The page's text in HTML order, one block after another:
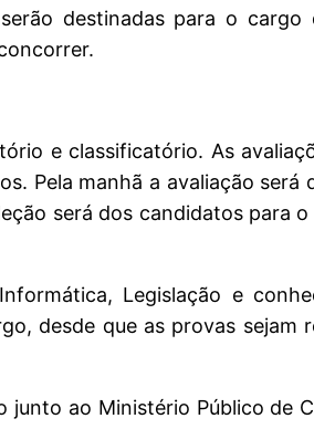
destinadas para o cargo
e classificatório. As
Pela manhã a avaliação será
será dos candidatos para
Legislação e
desde que as provas sejam
junto ao Ministério Público de